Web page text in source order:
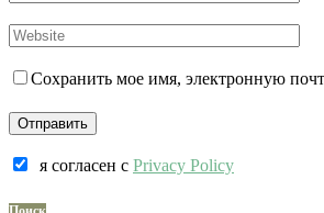
Сохранить мое имя, электронную
я согласен c Privacy Policy